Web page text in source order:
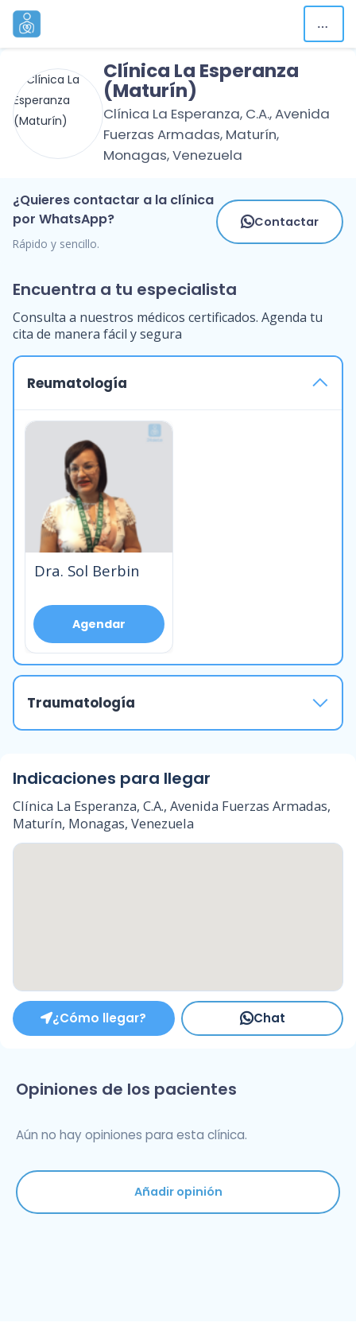
Clínica La Esperanza
(Maturín)
Clínica La Esperanza, C.A., Avenida
Fuerzas Armadas, Maturín,
Monagas, Venezuela
¿Quieres contactar a la clínica
por WhatsApp?
Rápido y sencillo.
Contactar
Encuentra a tu especialista
Consulta a nuestros médicos certificados. Agenda tu
cita de manera fácil y segura
Reumatología
Dra. Sol Berbin
Agendar
Traumatología
Indicaciones para llegar
Clínica La Esperanza, C.A., Avenida Fuerzas Armadas,
Maturín, Monagas, Venezuela
¿Cómo llegar? Chat
Opiniones de los pacientes
Aún no hay opiniones para esta clínica.
Añadir opinión